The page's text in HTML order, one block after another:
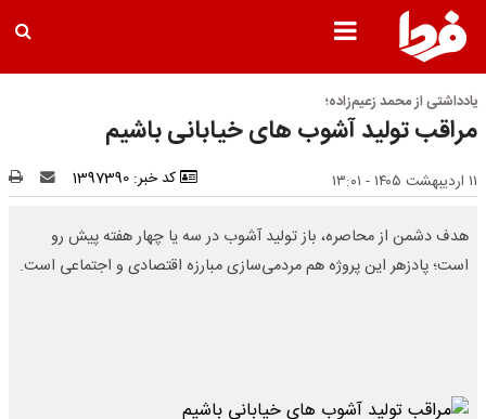
یادداشتی از محمد زعیم‌زاده؛
مراقب تولید آشوب های خیابانی باشیم
۱۱ اردیبهشت ۱۴۰۵ - ۱۳:۰۱ کد خبر: 1397390
هدف دشمن از محاصره، باز تولید آشوب در سه یا چهار هفته پیش رو
است؛ پادزهر این پروژه هم مردمی‌سازی مبارزه اقتصادی و اجتماعی است.